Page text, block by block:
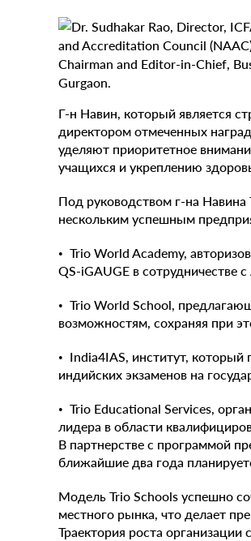
Г-н Навин, который является
директором отмеченных
уделяют приоритетное
учащихся и укреплению
Под руководством г-на Навина
нескольким успешным
• Trio World Academy,
QS-iGAUGE в сотрудничестве
• Trio World School,
возможностям, сохраняя при
• India4IAS, институт,
индийских экзаменов на
• Trio Educational Services,
лидера в области
В партнерстве с программой
ближайшие два года
Модель Trio Schools успешно
местного рынка, что делает
Траектория роста